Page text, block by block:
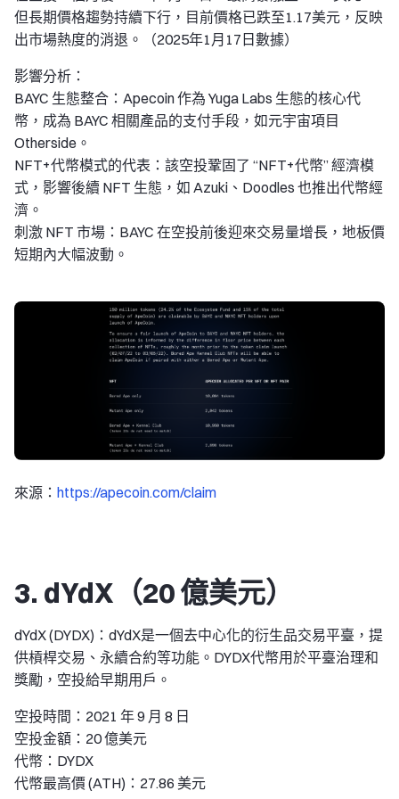
但長期價格趨勢持續下行，目前價格已跌至1.17美元，反映
出市場熱度的消退。（2025年1月17日數據）
影響分析：
BAYC 生態整合：Apecoin 作為 Yuga Labs 生態的核心代
幣，成為 BAYC 相關產品的支付手段，如元宇宙項目
Otherside。
NFT+代幣模式的代表：該空投鞏固了 “NFT+代幣” 經濟模
式，影響後續 NFT 生態，如 Azuki、Doodles 也推出代幣經
濟。
刺激 NFT 市場：BAYC 在空投前後迎來交易量增長，地板價
短期內大幅波動。
來源： https://apecoin.com/claim
3. dYdX（20 億美元）
dYdX (DYDX)：dYdX是一個去中心化的衍生品交易平臺，提
供槓桿交易、永續合約等功能。DYDX代幣用於平臺治理和
獎勵，空投給早期用戶。
空投時間：2021 年 9 月 8 日
空投金額：20 億美元
代幣：DYDX
代幣最高價 (ATH)：27.86 美元